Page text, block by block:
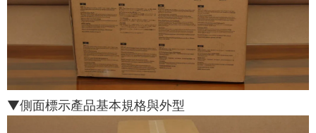
▼側面標示產品基本規格與外型